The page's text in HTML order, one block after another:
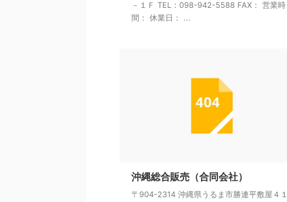
－１Ｆ TEL：098-942-5588 FAX： 営業時
間： 休業日： ...
沖縄総合販売（合同会社）
〒904-2314 沖縄県うるま市勝連平敷屋４１